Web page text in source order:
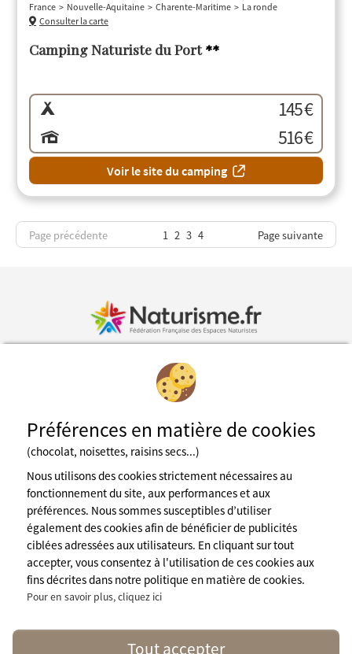
Camping Naturiste du Port**
France Nouvelle-Aquitaine Charente-Maritime
La ronde
Consulter la carte
145 €
516 €
Voir le site du camping
Page précédente 1 2 3 4 Page suivante
Inscription à la newsletter
Fédération des espaces naturistes
Mentions légales
CGU du site
Cookies
Charte de confidentialité
Espace presse
A propos de nous
Nos partenaires
Préférences en matière de cookies
(chocolat, noisettes, raisins secs...)
Nous utilisons des cookies strictement nécessaires au
fonctionnement du site, aux performances et aux
préférences. Nous sommes susceptibles d’utiliser
également des cookies afin de bénéficier de publicités
ciblées adressées aux utilisateurs. En cliquant sur tout
accepter, vous consentez à l'utilisation de ces cookies aux
fins décrites dans notre politique en matière de cookies.
Pour en savoir plus, cliquez ici
Tout accepter